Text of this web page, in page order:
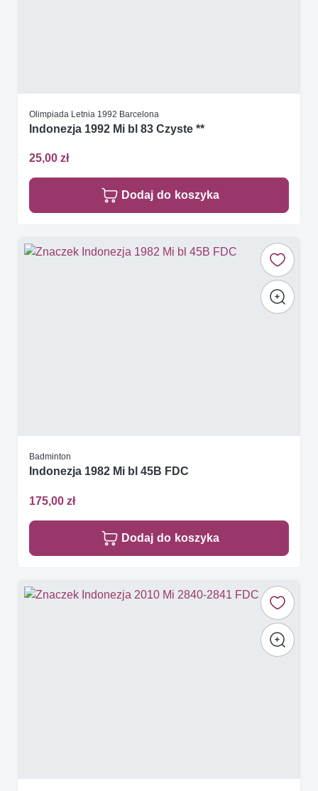
Olimpiada Letnia 1992 Barcelona
Indonezja 1992 Mi bl 83 Czyste **
25,00 zł
Dodaj do koszyka
Badminton
Indonezja 1982 Mi bl 45B FDC
175,00 zł
Dodaj do koszyka